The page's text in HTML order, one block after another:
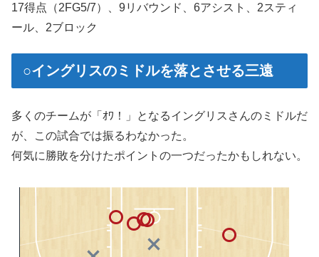
17得点（2FG5/7）、9リバウンド、6アシスト、2スティ
ール、2ブロック
○イングリスのミドルを落とさせる三遠
多くのチームが「ｵﾜ！」となるイングリスさんのミドルだ
が、この試合では振るわなかった。
何気に勝敗を分けたポイントの一つだったかもしれない。